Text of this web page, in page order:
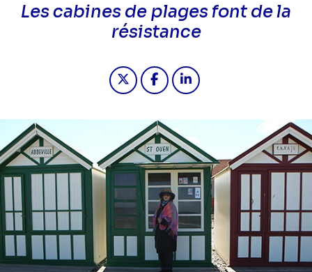
Les cabines de plages font de la
résistance
Partager "2023-05-21 13:40 -
Partager "2023-05-21